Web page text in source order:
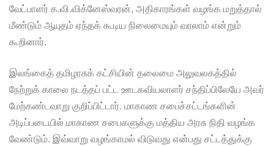
வேட்பாளர் க.வி.விக்னேஸ்வரன், அதிகாரங்கள் வழங்க மறுத்தால்
மீண்டும் ஆயுதம் ஏந்தக் கூடிய நிலைமையும் வரலாம் என்றும்
கூறினார்.
இலங்கைத் தமிழரசுக் கட்சியின் தலைமை அலுவலகத்தில்
நேற்றுக் காலை நடத்தப் பட்ட ஊடகவியலாளர் சந்திப்பிலேயே அவர்
மேற்கண்டவாறு குறிப்பிட்டார். மாகாண சபைச்சட்டங்களின்
அடிப்படையில் மாகாண சபைகளுக்கு மத்திய அரசு நிதி வழங்க
வேண்டும். இவ்வாறு வழங்காமல் விடுவது என்பது சட்டத்துக்கு